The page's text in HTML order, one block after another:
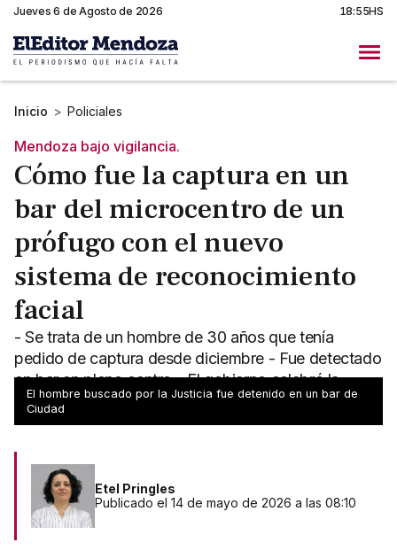
Jueves 6 de Agosto de 2026 18:55HS
Inicio > Policiales
Mendoza bajo vigilancia.
Cómo fue la captura en un
bar del microcentro de un
prófugo con el nuevo
sistema de reconocimiento
facial
- Se trata de un hombre de 30 años que tenía
pedido de captura desde diciembre - Fue detectado
en bar en pleno centro - El gobierno celebró la
detención
El hombre buscado por la Justicia fue detenido en un bar de
Ciudad
Etel Pringles
Publicado el 14 de mayo de 2026 a las 08:10